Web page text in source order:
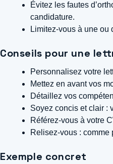
Évitez les fautes
candidature.
Limitez-vous à une ou
Conseils pour une
Personnalisez votre
Mettez en avant vos
Détaillez vos
Soyez concis et clair :
Référez-vous à votre
Relisez-vous : comme
Exemple concret